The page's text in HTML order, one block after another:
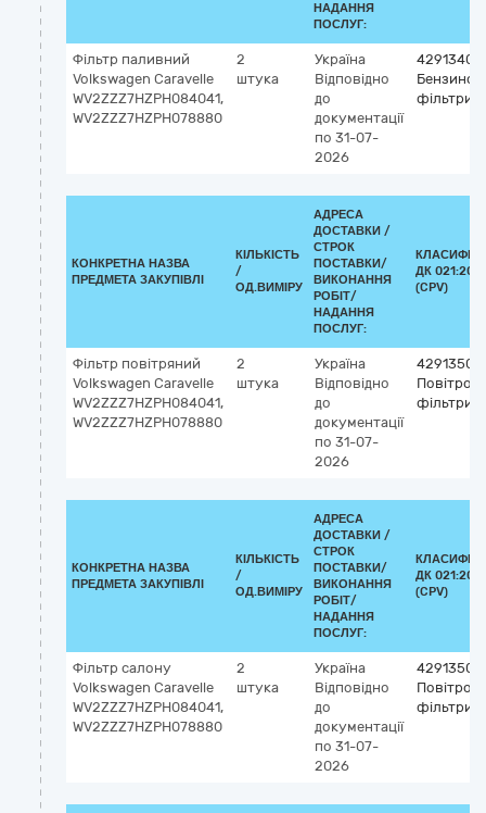
НАДАННЯ
ПОСЛУГ:
Фільтр паливний
Volkswagen Сaravelle
WV2ZZZ7HZPH084041,
WV2ZZZ7HZPH078880
2
штука
Україна
Відповідно
до
документації
по 31-07-
2026
Бензинові
фільтри
КОНКРЕТНА НАЗВА
ПРЕДМЕТА ЗАКУПІВЛІ
КІЛЬКІСТЬ
/
ОД.ВИМІРУ
АДРЕСА
ДОСТАВКИ /
СТРОК
ПОСТАВКИ/
ВИКОНАННЯ
РОБІТ/
НАДАННЯ
ПОСЛУГ:
ДК 021:2015
(CPV)
Фільтр повітряний
Volkswagen Сaravelle
WV2ZZZ7HZPH084041,
WV2ZZZ7HZPH078880
2
штука
Україна
Відповідно
до
документації
по 31-07-
2026
фільтри
КОНКРЕТНА НАЗВА
ПРЕДМЕТА ЗАКУПІВЛІ
КІЛЬКІСТЬ
/
ОД.ВИМІРУ
АДРЕСА
ДОСТАВКИ /
СТРОК
ПОСТАВКИ/
ВИКОНАННЯ
РОБІТ/
НАДАННЯ
ПОСЛУГ:
ДК 021:2015
(CPV)
Фільтр салону
Volkswagen Сaravelle
WV2ZZZ7HZPH084041,
WV2ZZZ7HZPH078880
2
штука
Україна
Відповідно
до
документації
по 31-07-
2026
фільтри